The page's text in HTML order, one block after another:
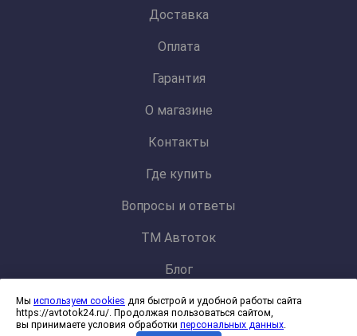
Доставка
Оплата
Гарантия
О магазине
Контакты
Где купить
Вопросы и ответы
ТМ Автоток
Блог
Политика конфиденциальности и обработки персональных данных
Согласие на обработку файлов cookies
Мы используем cookies для быстрой и удобной работы сайта
https://avtotok24.ru/. Продолжая пользоваться сайтом,
вы принимаете условия обработки персональных данных.